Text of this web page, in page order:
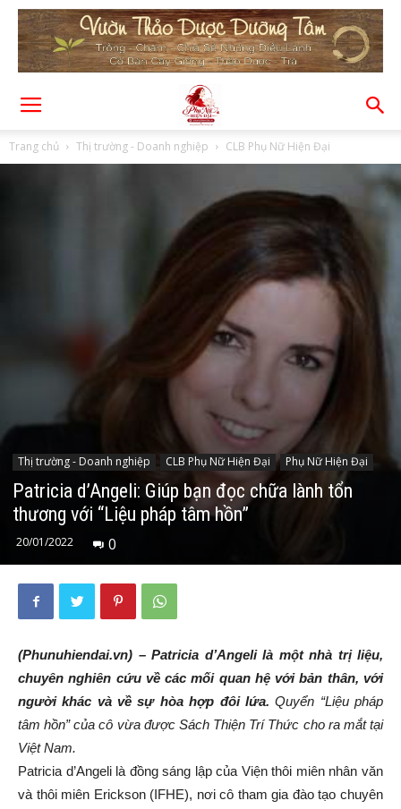
Trang chủ Thị trường - Doanh nghiệp CLB Phụ Nữ Hiện Đại
Thị trường - Doanh nghiệp CLB Phụ Nữ Hiện Đại Phụ Nữ Hiện Đại
Patricia d’Angeli: Giúp bạn đọc chữa lành tổn
thương với “Liệu pháp tâm hồn”
20/01/2022 0
(Phunuhiendai.vn) – Patricia d’Angeli là một nhà trị liệu,
chuyên nghiên cứu về các mối quan hệ với bản thân, với
người khác và về sự hòa hợp đôi lứa. Quyển “Liệu pháp
tâm hồn” của cô vừa được Sách Thiện Trí Thức cho ra mắt tại
Việt Nam.
Patricia d’Angeli là đồng sáng lập của Viện thôi miên nhân văn
và thôi miên Erickson (IFHE), nơi cô tham gia đào tạo chuyên